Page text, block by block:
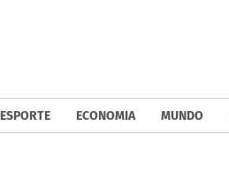
ESPORTE ECONOMIA MUNDO